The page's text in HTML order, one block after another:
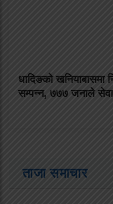
धादिङको खनियाबासमा
सम्पन्न, ७७७ जनाले
ताजा समाचार